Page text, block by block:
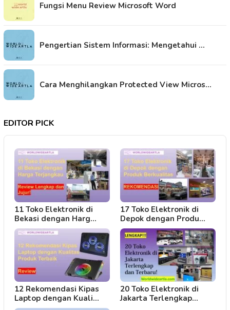
Fungsi Menu Review Microsoft Word
Pengertian Sistem Informasi: Mengetahui …
Cara Menghilangkan Protected View Micros…
EDITOR PICK
11 Toko Elektronik di
Bekasi dengan Harg…
17 Toko Elektronik di
Depok dengan Produ…
12 Rekomendasi Kipas
Laptop dengan Kuali…
20 Toko Elektronik di
Jakarta Terlengkap…